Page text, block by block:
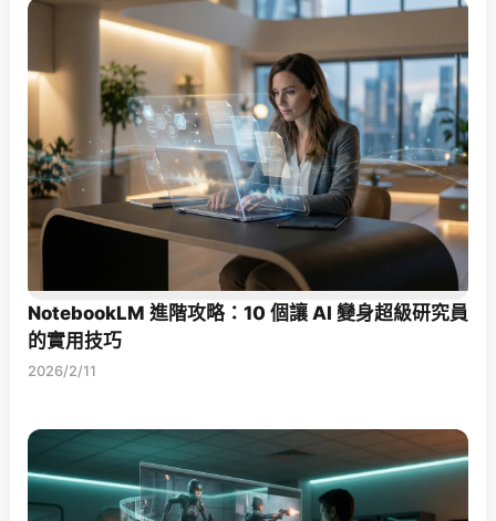
NotebookLM 進階攻略：10 個讓 AI 變身超級研究員
的實用技巧
2026/2/11